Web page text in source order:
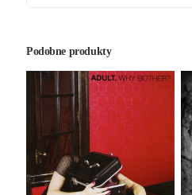
Podobne produkty